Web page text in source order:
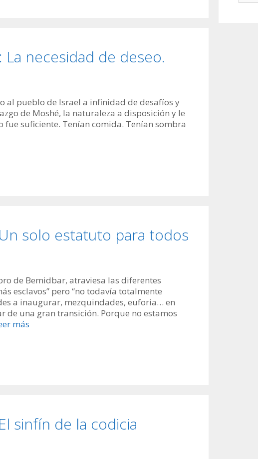
La necesidad de deseo.
al pueblo de Israel a infinidad de desafíos y
de Moshé, la naturaleza a disposición y le
suficiente. Tenían comida. Tenían sombra
Un solo estatuto para todos
de Bemidbar, atraviesa las diferentes
esclavos” pero “no todavía totalmente
a inaugurar, mezquindades, euforia… en
de una gran transición. Porque no estamos
más
sinfín de la codicia